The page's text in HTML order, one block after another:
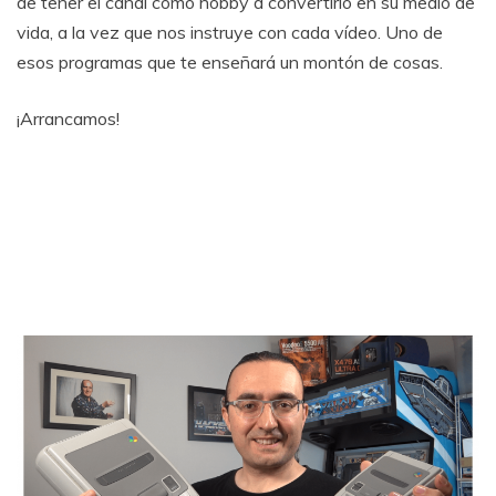
vida, a la vez que nos instruye con cada vídeo. Uno de
esos programas que te enseñará un montón de cosas.
¡Arrancamos!